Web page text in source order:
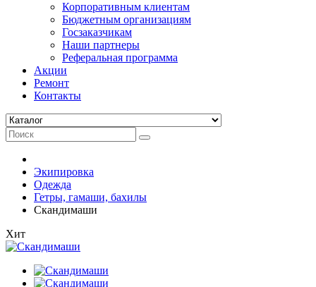
Корпоративным клиентам
Бюджетным организациям
Госзаказчикам
Наши партнеры
Реферальная программа
Акции
Ремонт
Контакты
Экипировка
Одежда
Гетры, гамаши, бахилы
Скандимаши
Хит